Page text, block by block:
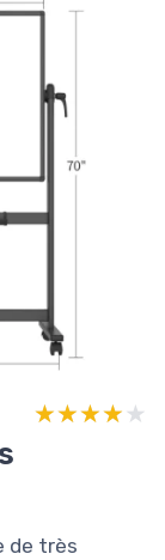
★★★★★
★★★★★
de très